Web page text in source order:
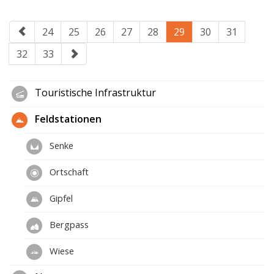
24 25 26 27 28 29 30
31
32
33
Touristische Infrastruktur
Feldstationen
Senke
Ortschaft
Gipfel
Bergpass
Wiese